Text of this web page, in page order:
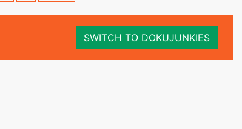
SWITCH TO DOKUJUNKIES